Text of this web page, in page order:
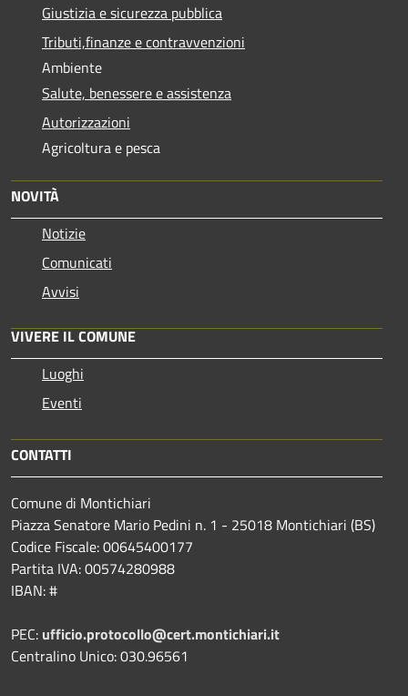
Giustizia e sicurezza pubblica
Tributi,finanze e contravvenzioni
Ambiente
Salute, benessere e assistenza
Autorizzazioni
Agricoltura e pesca
NOVITÀ
Notizie
Comunicati
Avvisi
VIVERE IL COMUNE
Luoghi
Eventi
CONTATTI
Comune di Montichiari
Piazza Senatore Mario Pedini n. 1 - 25018 Montichiari (BS)
Codice Fiscale: 00645400177
Partita IVA: 00574280988
IBAN: #
PEC: ufficio.protocollo@cert.montichiari.it
Centralino Unico: 030.96561